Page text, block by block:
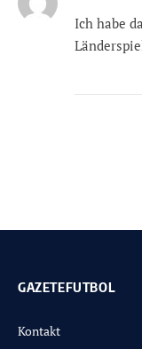
Ich habe
GAZETEFUTBOL
Kontakt